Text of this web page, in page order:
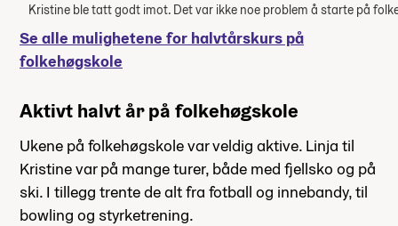
Kristine ble tatt godt imot. Det var ikke noe problem å starte på
Se alle mulighetene for halvtårskurs på
folkehøgskole
Aktivt halvt år på folkehøgskole
Ukene på folkehøgskole var veldig aktive. Linja til
Kristine var på mange turer, både med fjellsko og på
ski. I tillegg trente de alt fra fotball og innebandy, til
bowling og styrketrening.